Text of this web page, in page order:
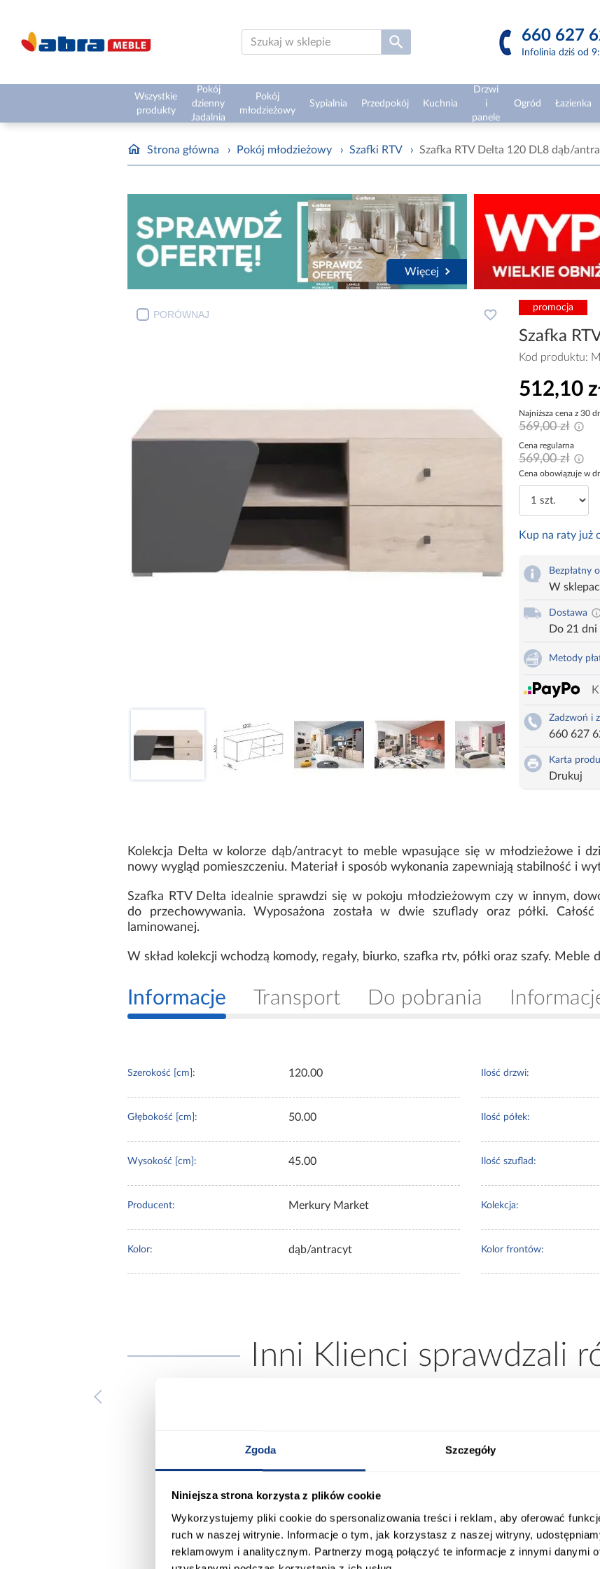
Zgoda Szczegóły
Niniejsza strona korzysta z plików cookie
Wykorzystujemy pliki cookie do spersonalizowania treści i reklam, aby oferować
ruch w naszej witrynie. Informacje o tym, jak korzystasz z naszej witryny,
reklamowym i analitycznym. Partnerzy mogą połączyć te informacje z innymi danymi
660 627
Infolinia dziś od
Wszystkie
produkty
Pokój
dzienny
Jadalnia
Pokój
młodzieżowy
Sypialnia Przedpokój Kuchnia
Drzwi
i
panele
Ogród Łazienka
Strona główna › Pokój młodzieżowy › Szafki RTV › Szafka RTV Delta 120 DL8 dąb/
Więcej
PORÓWNAJ
promocja
Szafka
Kod produktu:
512,10
Najniższa cena z 30
569,00 zł
Cena regularna
569,00 zł
Cena obowiązuje w
Kup na raty już
Bezpłatny
W
Dostawa
Do 21
Metody
Zadzwoń i
660 627
Karta
Drukuj
Kolekcja Delta w kolorze dąb/antracyt to meble wpasujące się w młodzieżowe i
nowy wygląd pomieszczeniu. Materiał i sposób wykonania zapewniają stabilność i
Szafka RTV Delta idealnie sprawdzi się w pokoju młodzieżowym czy w innym,
do przechowywania. Wyposażona została w dwie szuflady oraz półki.
laminowanej.
W skład kolekcji wchodzą komody, regały, biurko, szafka rtv, półki oraz szafy. Meble
Informacje Transport Do pobrania
Szerokość [cm]: 120.00
Głębokość [cm]: 50.00
Wysokość [cm]: 45.00
Producent: Merkury Market
Kolor: dąb/antracyt
Ilość drzwi:
Ilość półek:
Ilość szuflad:
Kolekcja:
Kolor frontów:
Inni Klienci sprawdzali